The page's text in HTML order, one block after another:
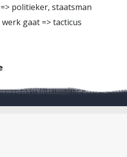
politieker, staatsman
gaat => tacticus